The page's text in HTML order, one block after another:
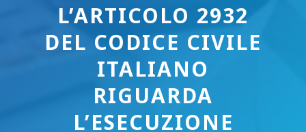
L’ARTICOLO 2932
DEL CODICE CIVILE
ITALIANO
RIGUARDA
L’ESECUZIONE